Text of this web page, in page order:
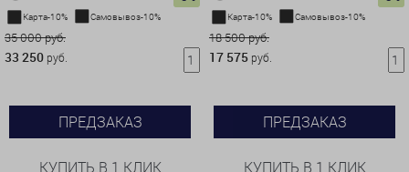
Карта-10% Самовывоз-10%
35 000 руб.
33 250 руб.
ПРЕДЗАКАЗ
КУПИТЬ В 1 КЛИК
Карта-10% Самовывоз-10%
18 500 руб.
17 575 руб.
ПРЕДЗАКАЗ
КУПИТЬ В 1 КЛИК